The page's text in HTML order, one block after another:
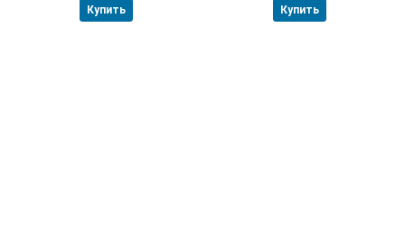
Купить Купить